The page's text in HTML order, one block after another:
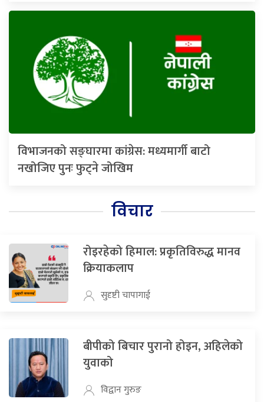
विभाजनको सङ्घारमा कांग्रेस: मध्यमार्गी बाटो
नखोजिए पुनः फुट्ने जोखिम
विचार
रोइरहेको हिमाल: प्रकृतिविरुद्ध मानव
क्रियाकलाप
सुदृष्टी चापागाई
बीपीको बिचार पुरानो होइन, अहिलेको
युवाको
विद्वान गुरुङ